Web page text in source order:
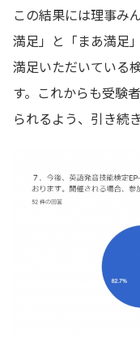
この結果には理事み
満足」と「まあ満足
満足いただいている
す。これからも受験
られるよう、引き続